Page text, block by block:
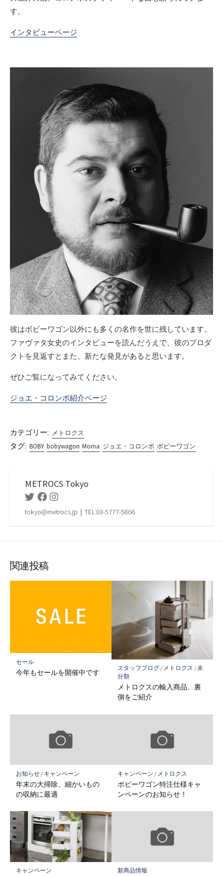
す。
インタビューページ
彼はボビーワゴン以外にも多くの名作を世に残しています。
ファヴァタ女史のインタビューを読んだうえで、彼のプロダ
クトを見返すとまた、新たな発見があると思います。
ぜひご覧になってみてください。
ジョエ・コロンボ紹介ページ
カテゴリー: メトロクス
タグ: BOBY bobywagon Moma ジョエ・コロンボ ボビーワゴン
METROCS Tokyo
TwitterFacebookInstagram
tokyo@metrocs.jp｜TEL 03-5777-5866
関連投稿
セール
今年もセールを開催中です
スタッフブログ/ メトロクス /未
分類
メトロクスの輸入商品、裏
側をご紹介
お知らせ/ キャンペーン
年末の大掃除、細かいもの
の収納に最適
キャンペーン / メトロクス
ボビーワゴン特注仕様キャ
ンペーンのお知らせ！
キャンペーン 新商品情報